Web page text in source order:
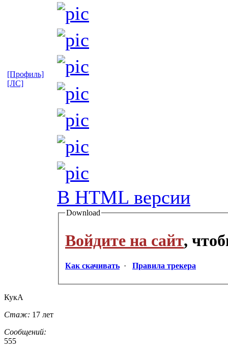
В HTML версии
Download
Войдите на сайт,
Как скачивать · Правила трекера
[Профиль]
[ЛС]
КукА
Стаж: 17 лет
Сообщений:
555